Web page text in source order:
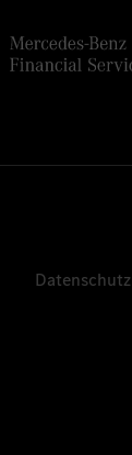
Datenschutz